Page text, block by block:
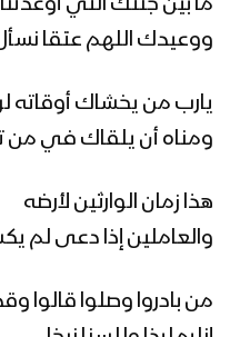
جبهة
– 1444هـ
بمناسبة شهر
من الصمود 1444هـ
زامل لك
1444هـ
ما بين جنتك التي أوعدتنا
ووعيدك اللهم عتقا
يارب من يخشاك أوقاته
ومناه أن يلقاك في من
هذا زمان الوارثين لأرضه
والعاملين إذا دعى لم
من بادروا وصلوا قالوا